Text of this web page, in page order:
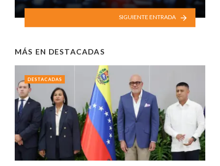
SIGUIENTE ENTRADA
MÁS EN DESTACADAS
DESTACADAS